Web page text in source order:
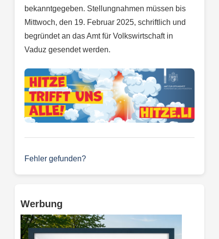
bekanntgegeben. Stellungnahmen müssen bis
Mittwoch, den 19. Februar 2025, schriftlich und
begründet an das Amt für Volkswirtschaft in
Vaduz gesendet werden.
Fehler gefunden?
Werbung